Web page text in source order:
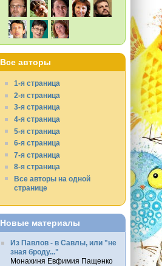
Все авторы
1-я страница
2-я страница
3-я страница
4-я страница
5-я страница
6-я страница
7-я страница
8-я страница
Все авторы на одной
странице
Новые материалы
Из Павлов - в Савлы, или "не
зная броду..."
Монахиня Евфимия Пащенко